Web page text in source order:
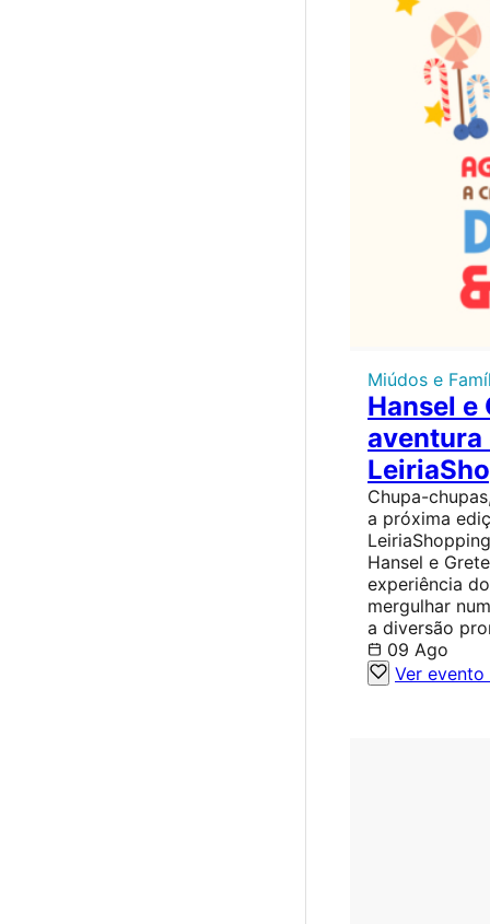
Miúdos e
Hansel e
aventura
Chupa-
a próxima
Hansel e
experiência
mergulhar
a diversão
09 Ago
Ver